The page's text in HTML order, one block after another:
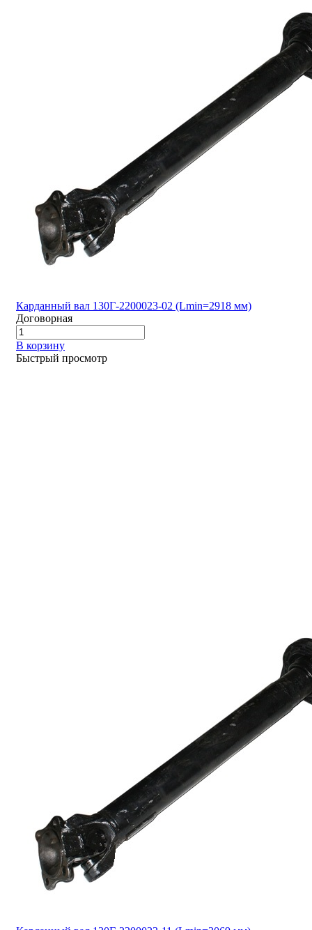
Карданный вал 130Г-2200023-02 (Lmin=2918 мм)
Договорная
В корзину
Быстрый просмотр